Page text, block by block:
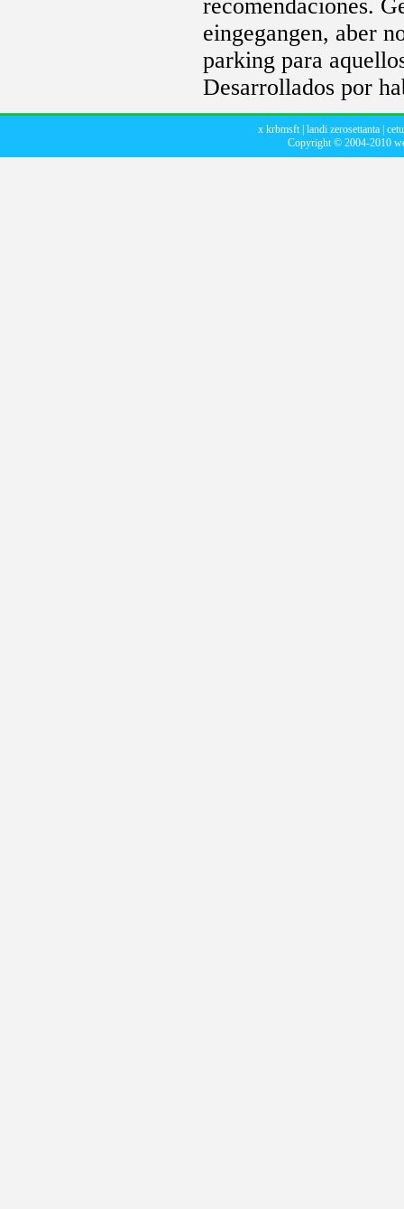
recomendaciones.
eingegangen, aber
parking para
Desarrollados por
x krbmsft| landi zerosettanta
Copyright © 2004-2010